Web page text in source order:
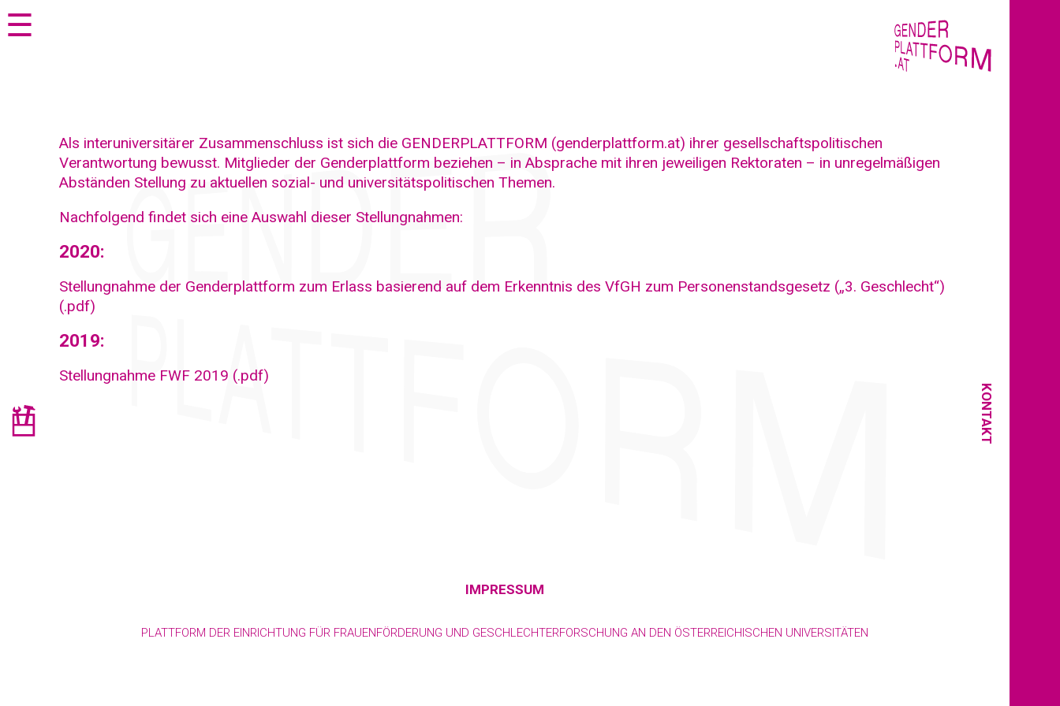
Zum
Seiteninhalt
Zur
Navigation
☰
KONTAKT
Als interuniversitärer Zusammenschluss ist sich die GENDERPLATTFORM (genderplattform.at) ihrer gesellschaftspolitischen
Verantwortung bewusst. Mitglieder der Genderplattform beziehen – in Absprache mit ihren jeweiligen Rektoraten – in unregelmäßigen
Abständen Stellung zu aktuellen sozial- und universitätspolitischen Themen.
Nachfolgend findet sich eine Auswahl dieser Stellungnahmen:
2020:
Stellungnahme der Genderplattform zum Erlass basierend auf dem Erkenntnis des VfGH zum Personenstandsgesetz („3. Geschlecht“)
(.pdf)
2019:
Stellungnahme FWF 2019 (.pdf)
IMPRESSUM
PLATTFORM DER EINRICHTUNG FÜR FRAUENFÖRDERUNG UND GESCHLECHTERFORSCHUNG AN DEN ÖSTERREICHISCHEN UNIVERSITÄTEN